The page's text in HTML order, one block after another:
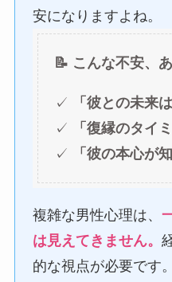
安になりますよね。
📝 こんな不安、
✓
「彼との未来
✓
「復縁のタイ
✓
「彼の本心が
複雑な男性心理は、
は見えてきません。
的な視点が必要です。